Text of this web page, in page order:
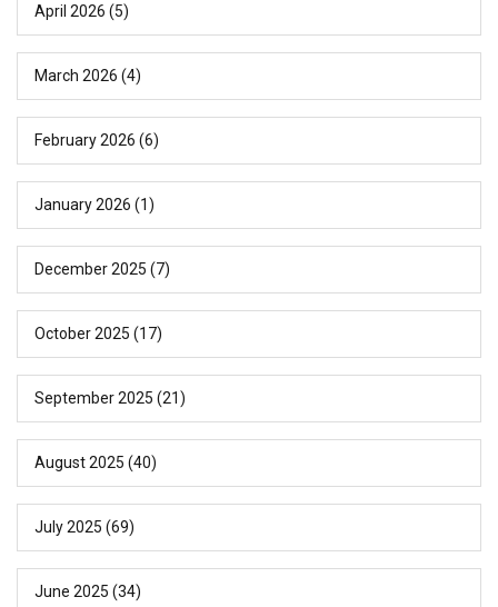
April 2026 (5)
March 2026 (4)
February 2026 (6)
January 2026 (1)
December 2025 (7)
October 2025 (17)
September 2025 (21)
August 2025 (40)
July 2025 (69)
June 2025 (34)